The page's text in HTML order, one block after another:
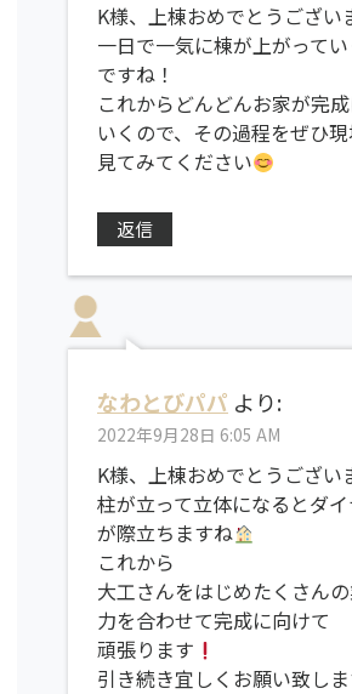
K様、上棟おめでとうござい
一日で一気に棟が上がって
ですね！
これからどんどんお家が完
いくので、その過程をぜひ
見てみてください
返信
なわとびパパ より:
2022年9月28日 6:05 AM
K様、上棟おめでとうござい
柱が立って立体になるとダ
が際立ちますね
これから
大工さんをはじめたくさん
力を合わせて完成に向けて
頑張ります
引き続き宜しくお願い致し